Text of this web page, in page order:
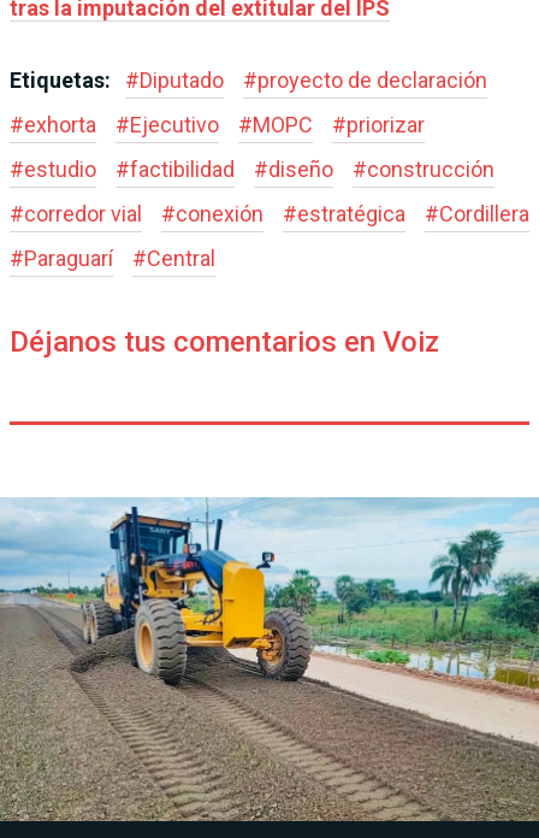
tras la imputación del extitular del IPS
Etiquetas: #Diputado #proyecto de declaración
#exhorta #Ejecutivo #MOPC #priorizar
#estudio #factibilidad #diseño #construcción
#corredor vial #conexión #estratégica #Cordillera
#Paraguarí #Central
Déjanos tus comentarios en Voiz